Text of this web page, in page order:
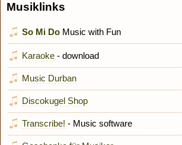
Musiklinks
So Mi Do Music with Fun
Karaoke - download
Music Durban
Discokugel Shop
Transcribe! - Music software